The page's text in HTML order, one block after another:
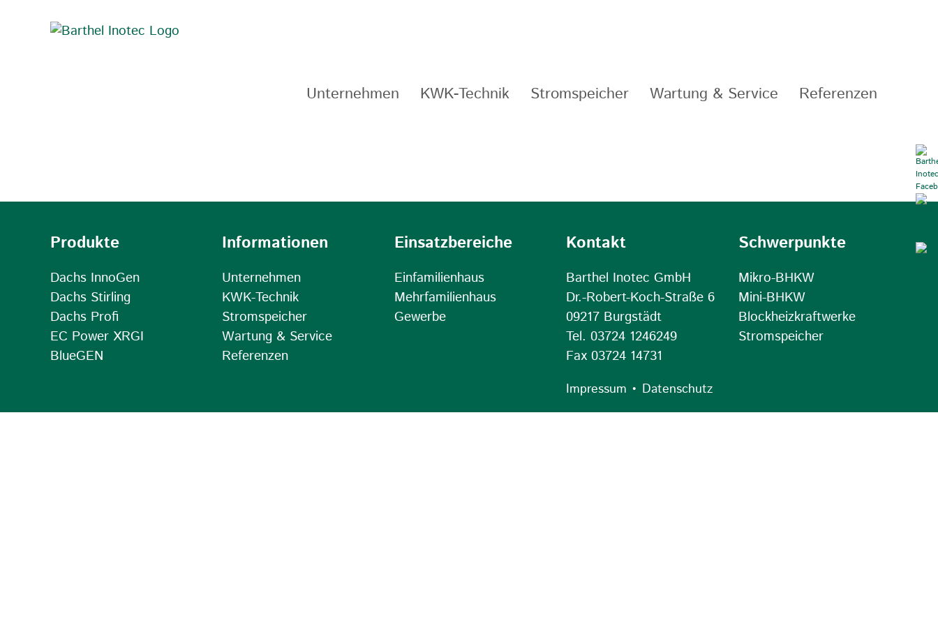
Unternehmen KWK-Technik Stromspeicher Wartung & Service Referenzen
Produkte
Dachs InnoGen
Dachs Stirling
Dachs Profi
EC Power XRGI
BlueGEN
Informationen
Unternehmen
KWK-Technik
Stromspeicher
Wartung & Service
Referenzen
Einsatzbereiche
Einfamilienhaus
Mehrfamilienhaus
Gewerbe
Kontakt
Barthel Inotec GmbH
Dr.-Robert-Koch-Straße 6
09217 Burgstädt
Tel. 03724 1246249
Fax 03724 14731
Impressum • Datenschutz
Schwerpunkte
Mikro-BHKW
Mini-BHKW
Blockheizkraftwerke
Stromspeicher